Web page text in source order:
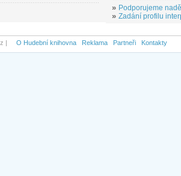
» Podporujeme
» Zadání profilu
| O Hudební knihovna Reklama Partneři Kontakty